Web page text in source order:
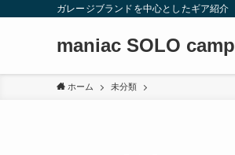
ガレージブランドを中心としたギア紹介
maniac SOLO camp
ホーム 未分類